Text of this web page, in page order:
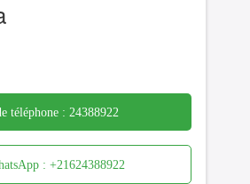
téléphone : 24388922
: +21624388922